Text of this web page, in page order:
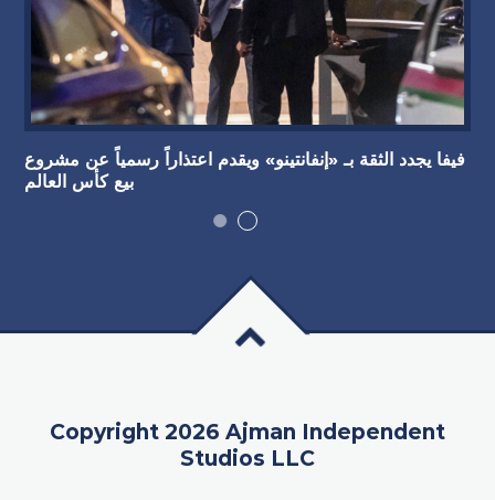
فيفا يجدد الثقة بـ «إنفانتينو» ويقدم اعتذاراً رسمياً عن مشروع
بيع كأس العالم
Copyright 2026 Ajman Independent
Studios LLC